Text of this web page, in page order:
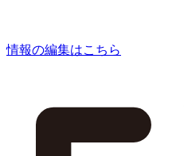
情報の編集はこちら